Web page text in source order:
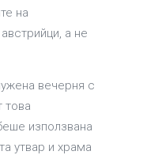
на
а не
вечерня с
това
използвана
утвар и храма